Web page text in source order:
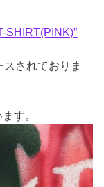
SHIRT(PINK)”
されておりま
す。